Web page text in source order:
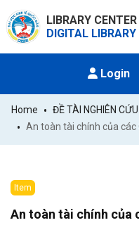
LIBRARY CENTER
DIGITAL LIBRARY
Login
Home ĐỀ TÀI NGHIÊN CỨU
An toàn tài chính của
Item
An toàn tài chính của